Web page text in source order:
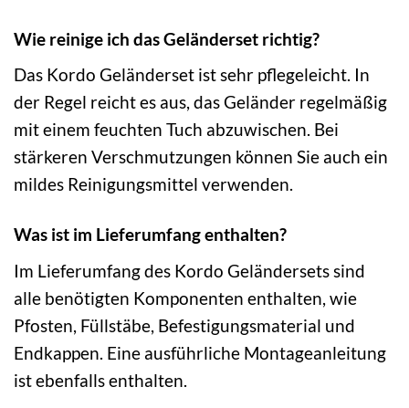
Wie reinige ich das Geländerset richtig?
Das Kordo Geländerset ist sehr pflegeleicht. In
der Regel reicht es aus, das Geländer regelmäßig
mit einem feuchten Tuch abzuwischen. Bei
stärkeren Verschmutzungen können Sie auch ein
mildes Reinigungsmittel verwenden.
Was ist im Lieferumfang enthalten?
Im Lieferumfang des Kordo Geländersets sind
alle benötigten Komponenten enthalten, wie
Pfosten, Füllstäbe, Befestigungsmaterial und
Endkappen. Eine ausführliche Montageanleitung
ist ebenfalls enthalten.